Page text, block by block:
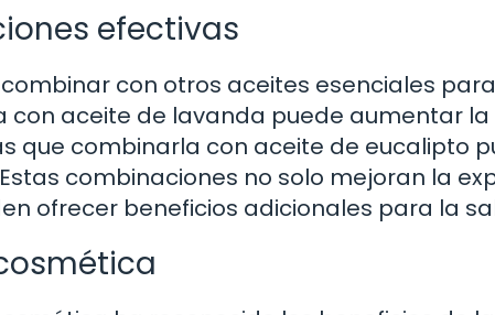
efectivas
con otros aceites esenciales
con aceite de lavanda puede aumentar
que combinarla con aceite de eucalipto
combinaciones no solo mejoran la
ofrecer beneficios adicionales para la